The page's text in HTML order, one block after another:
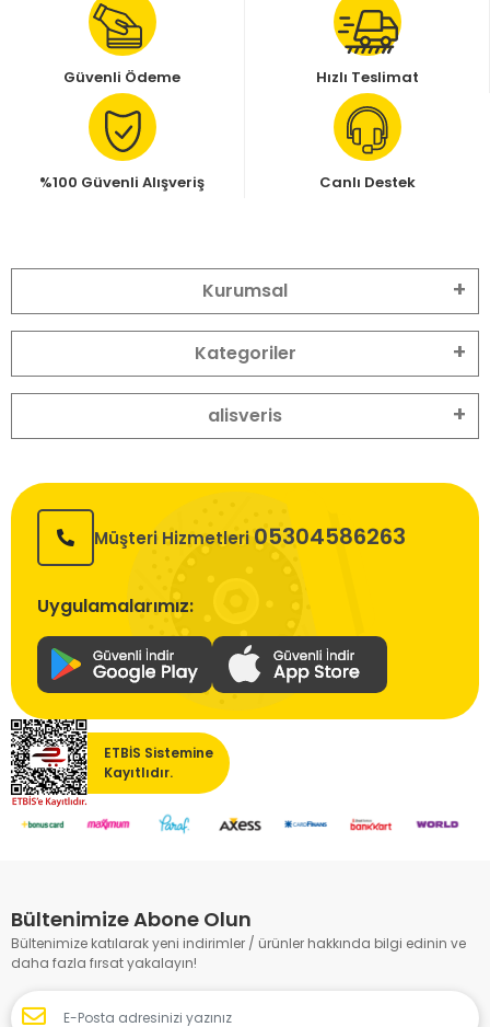
Güvenli Ödeme Hızlı Teslimat
%100 Güvenli Alışveriş Canlı Destek
Kurumsal
Kategoriler
alisveris
Müşteri Hizmetleri 05304586263
Uygulamalarımız:
ETBİS Sistemine
Kayıtlıdır.
Bültenimize Abone Olun
Bültenimize katılarak yeni indirimler / ürünler hakkında bilgi edinin ve
daha fazla fırsat yakalayın!